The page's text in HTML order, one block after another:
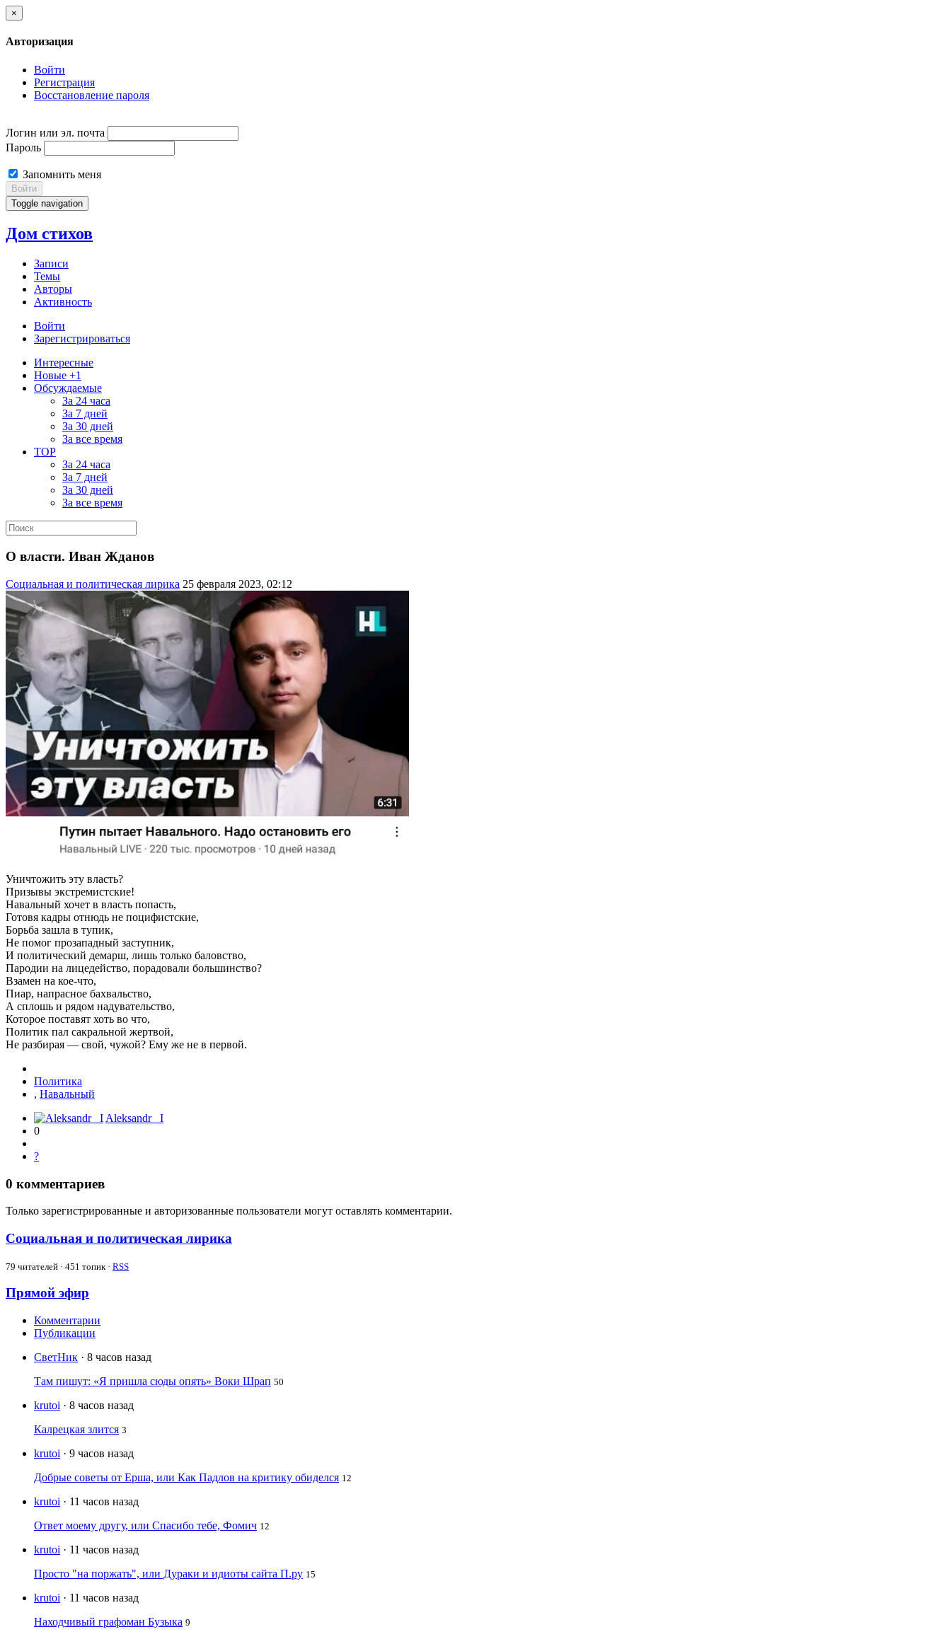
×
Авторизация
Войти
Регистрация
Восстановление пароля
Логин или эл. почта
Пароль
Запомнить меня
Войти
Toggle navigation
Дом стихов
Записи
Темы
Авторы
Активность
Войти
Зарегистрироваться
Интересные
Новые +1
Обсуждаемые
За 24 часа
За 7 дней
За 30 дней
За все время
TOP
За 24 часа
За 7 дней
За 30 дней
За все время
О власти. Иван Жданов
Социальная и политическая лирика 25 февраля 2023, 02:12
Уничтожить эту власть?
Призывы экстремистские!
Навальный хочет в власть попасть,
Готовя кадры отнюдь не поцифистские,
Борьба зашла в тупик,
Не помог прозападный заступник,
И политический демарш, лишь только баловство,
Пародии на лицедейство, порадовали большинство?
Взамен на кое-что,
Пиар, напрасное бахвальство,
А сплошь и рядом надувательство,
Которое поставят хоть во что,
Политик пал сакральной жертвой,
Не разбирая — свой, чужой? Ему же не в первой.
Политика
, Навальный
Aleksandr_ I
0
?
0 комментариев
Только зарегистрированные и авторизованные пользователи могут оставлять комментарии.
Социальная и политическая лирика
79 читателей · 451 топик · RSS
Прямой эфир
Комментарии
Публикации
СветНик · 8 часов назад
Там пишут: «Я пришла сюды опять» Воки Шрап 50
krutoi · 8 часов назад
Калрецкая злится 3
krutoi · 9 часов назад
Добрые советы от Ерша, или Как Падлов на критику обиделся 12
krutoi · 11 часов назад
Ответ моему другу, или Спасибо тебе, Фомич 12
krutoi · 11 часов назад
Просто "на поржать", или Дураки и идиоты сайта П.ру 15
krutoi · 11 часов назад
Находчивый графоман Бузыка 9